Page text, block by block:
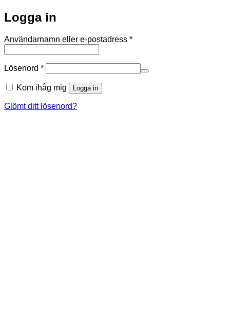
Logga in
Användarnamn eller e-postadress *Obligatoriskt
Lösenord *Obligatoriskt
Kom ihåg mig Logga in
Glömt ditt lösenord?